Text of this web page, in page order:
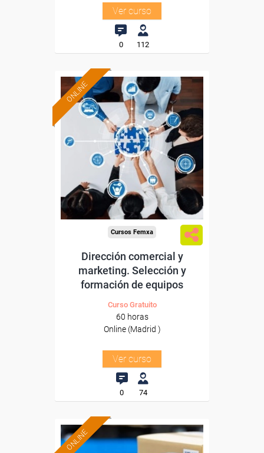
Ver curso
0 112
ONLINE
Formación 100%
subvencionada.
Para trabajadores y
autónomos de Madrid.
Para todos los sectores.
Cursos Femxa
Dirección comercial y
marketing. Selección y
formación de equipos
Curso Gratuito
60 horas
Online (Madrid )
Ver curso
0 74
ONLINE